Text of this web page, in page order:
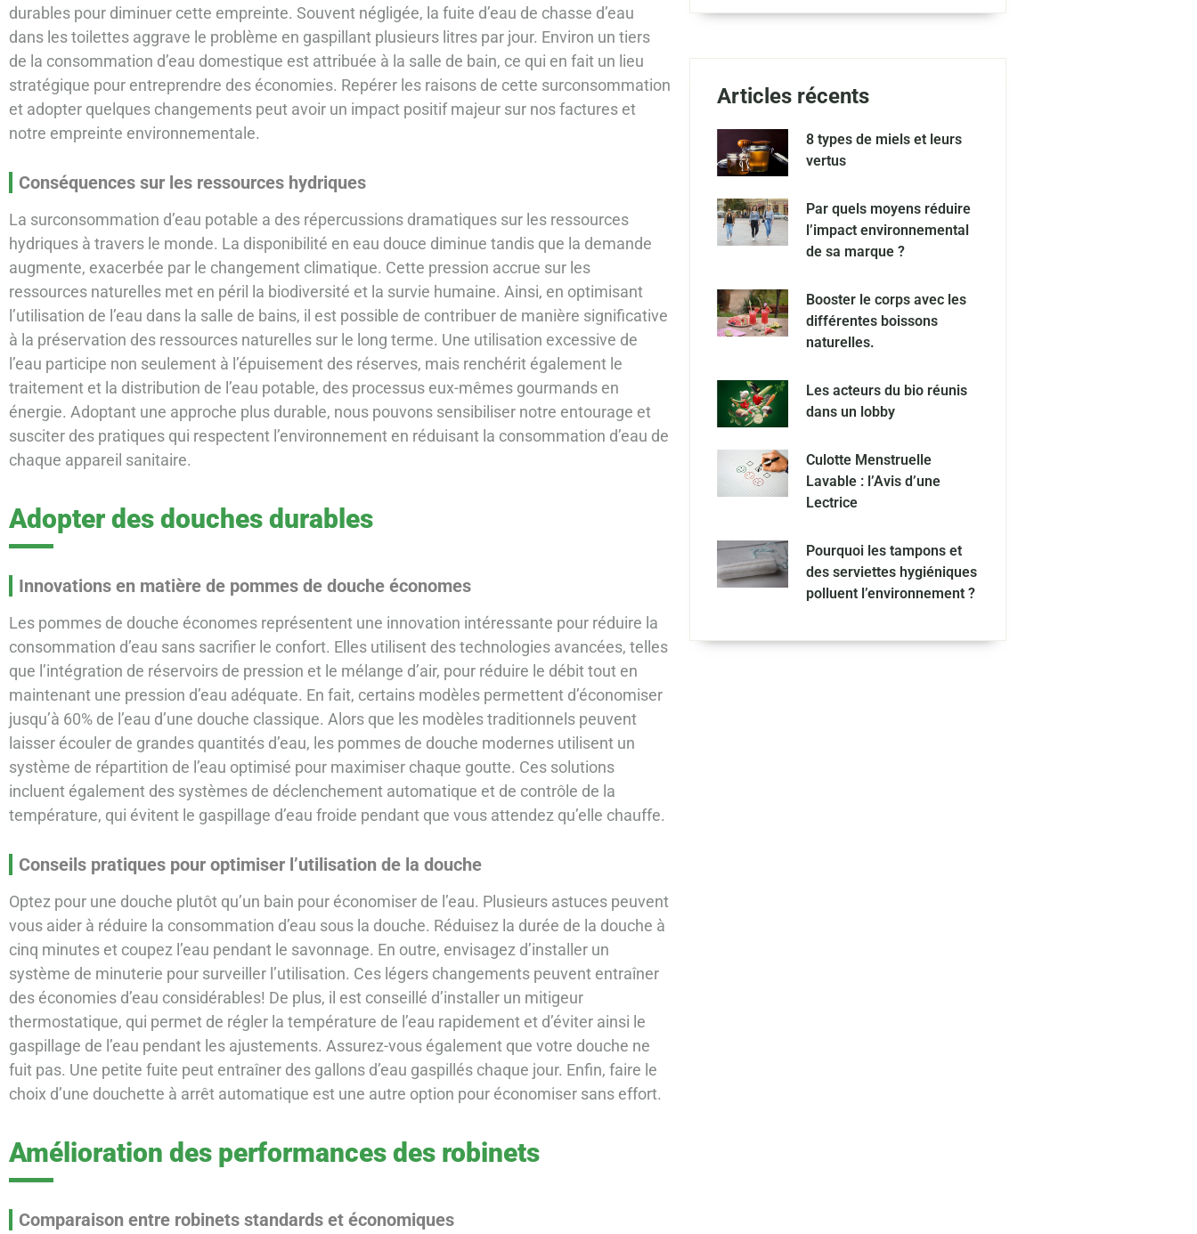
durables pour diminuer cette empreinte. Souvent négligée, la fuite d’eau de chasse d’eau
dans les toilettes aggrave le problème en gaspillant plusieurs litres par jour. Environ un tiers
de la consommation d’eau domestique est attribuée à la salle de bain, ce qui en fait un lieu
stratégique pour entreprendre des économies. Repérer les raisons de cette surconsommation
et adopter quelques changements peut avoir un impact positif majeur sur nos factures et
notre empreinte environnementale.
Conséquences sur les ressources hydriques
La surconsommation d’eau potable a des répercussions dramatiques sur les ressources
hydriques à travers le monde. La disponibilité en eau douce diminue tandis que la demande
augmente, exacerbée par le changement climatique. Cette pression accrue sur les
ressources naturelles met en péril la biodiversité et la survie humaine. Ainsi, en optimisant
l’utilisation de l’eau dans la salle de bains, il est possible de contribuer de manière significative
à la préservation des ressources naturelles sur le long terme. Une utilisation excessive de
l’eau participe non seulement à l’épuisement des réserves, mais renchérit également le
traitement et la distribution de l’eau potable, des processus eux-mêmes gourmands en
énergie. Adoptant une approche plus durable, nous pouvons sensibiliser notre entourage et
susciter des pratiques qui respectent l’environnement en réduisant la consommation d’eau de
chaque appareil sanitaire.
Adopter des douches durables
Innovations en matière de pommes de douche économes
Les pommes de douche économes représentent une innovation intéressante pour réduire la
consommation d’eau sans sacrifier le confort. Elles utilisent des technologies avancées, telles
que l’intégration de réservoirs de pression et le mélange d’air, pour réduire le débit tout en
maintenant une pression d’eau adéquate. En fait, certains modèles permettent d’économiser
jusqu’à 60% de l’eau d’une douche classique. Alors que les modèles traditionnels peuvent
laisser écouler de grandes quantités d’eau, les pommes de douche modernes utilisent un
système de répartition de l’eau optimisé pour maximiser chaque goutte. Ces solutions
incluent également des systèmes de déclenchement automatique et de contrôle de la
température, qui évitent le gaspillage d’eau froide pendant que vous attendez qu’elle chauffe.
Conseils pratiques pour optimiser l’utilisation de la douche
Optez pour une douche plutôt qu’un bain pour économiser de l’eau. Plusieurs astuces peuvent
vous aider à réduire la consommation d’eau sous la douche. Réduisez la durée de la douche à
cinq minutes et coupez l’eau pendant le savonnage. En outre, envisagez d’installer un
système de minuterie pour surveiller l’utilisation. Ces légers changements peuvent entraîner
des économies d’eau considérables! De plus, il est conseillé d’installer un mitigeur
thermostatique, qui permet de régler la température de l’eau rapidement et d’éviter ainsi le
gaspillage de l’eau pendant les ajustements. Assurez-vous également que votre douche ne
fuit pas. Une petite fuite peut entraîner des gallons d’eau gaspillés chaque jour. Enfin, faire le
choix d’une douchette à arrêt automatique est une autre option pour économiser sans effort.
Amélioration des performances des robinets
Comparaison entre robinets standards et économiques
Articles récents
8 types de miels et leurs
vertus
Par quels moyens réduire
l’impact environnemental
de sa marque ?
Booster le corps avec les
différentes boissons
naturelles.
Les acteurs du bio réunis
dans un lobby
Culotte Menstruelle
Lavable : l’Avis d’une
Lectrice
Pourquoi les tampons et
des serviettes hygiéniques
polluent l’environnement ?